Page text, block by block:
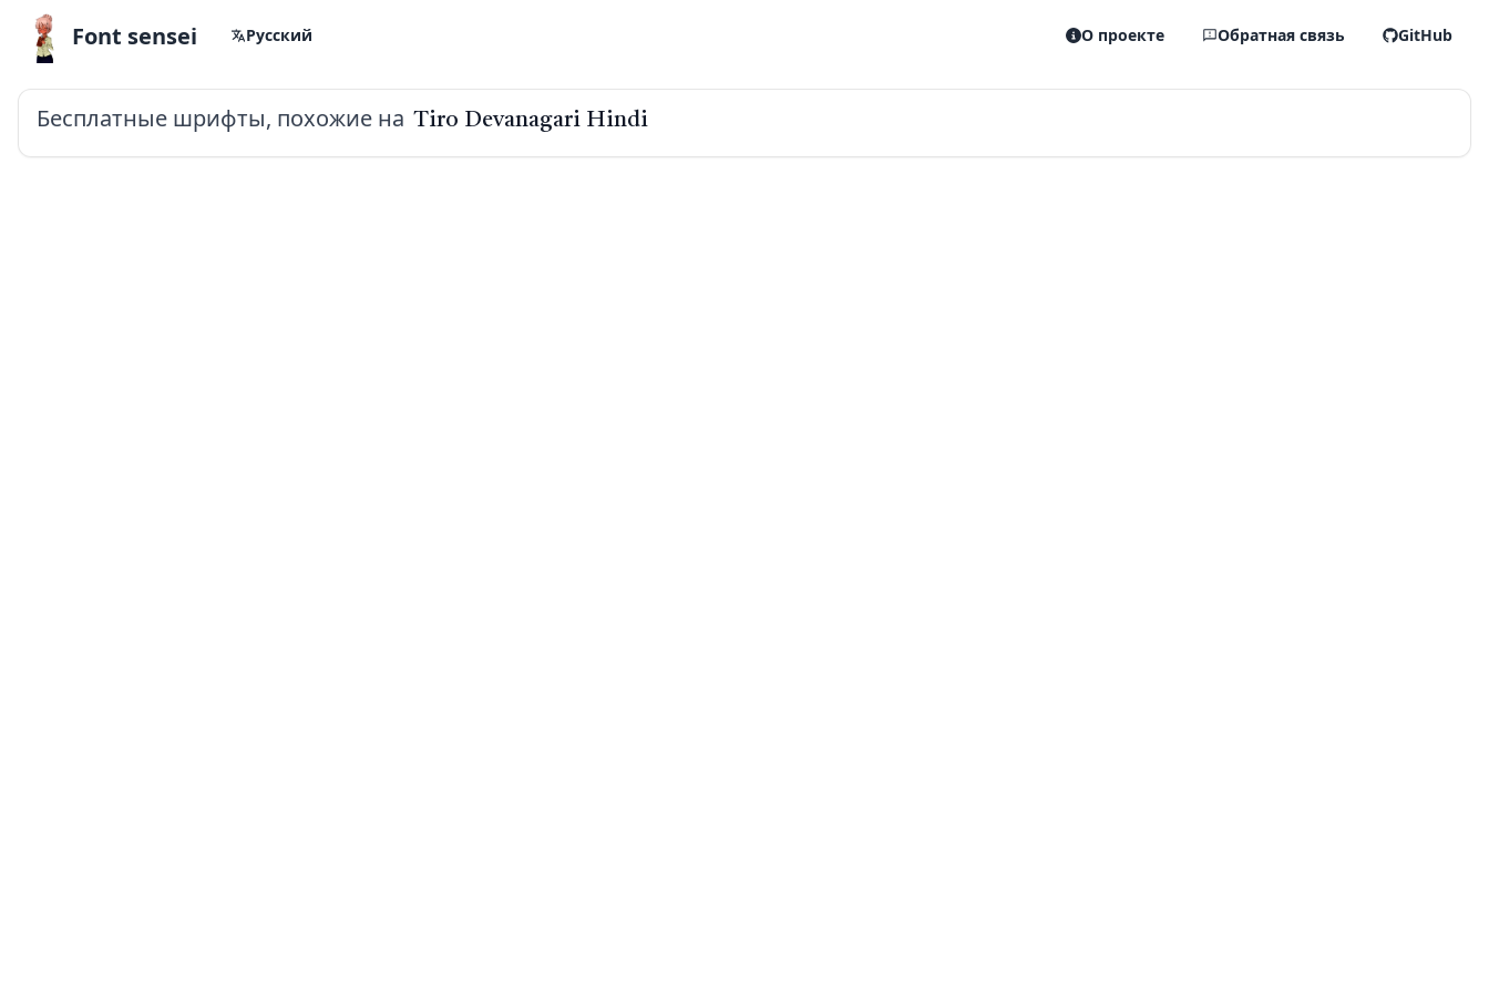
Font sensei Русский О проекте Обратная связь GitHub
Бесплатные шрифты, похожие на Tiro Devanagari Hindi